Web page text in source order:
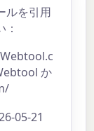
ルを引用
か
05-21